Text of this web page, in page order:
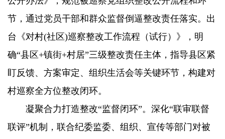
节，通过党员干部和群众监督倒逼整改责任落实。出
台《对村(社区)巡察整改工作流程（试行）》，明
确“县区+镇街+村居”三级整改责任主体，指导县区紧
盯反馈、方案审定、组织生活会等关键环节，构建对
村巡察全方位整改闭环。
凝聚合力打造整改“监督闭环”。深化“联审联督
联评”机制，联合纪委监委、组织、宣传等部门对被